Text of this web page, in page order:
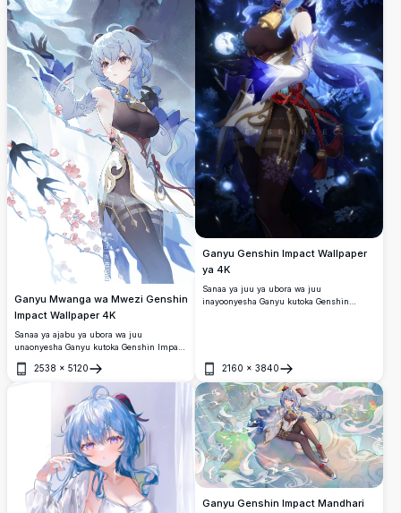
Ganyu Mwanga wa Mwezi Genshin
Impact Wallpaper 4K
Sanaa ya ajabu ya ubora wa juu
unaonyesha Ganyu kutoka Genshin Impact
Mandhari hii ya kiroho inaonyesha maua
ya cherry yanayotiririka, vipengele vya
barafu vya fumbo, na anga lenye mawingu
la kijamii katika rangi nzuri za bluu na
2538 × 5120
Fungua
Ganyu Genshin Impact Wallpaper
ya 4K
Sanaa ya juu ya ubora wa juu
inayoonyesha Ganyu kutoka Genshin
dhidi ya mandhari ya uchawi wa baridi,
kamili kwa mashabiki wa mchezo maarufu
wa RPG.
2160 × 3840
Fungua
Ganyu Genshin Impact Mandhari